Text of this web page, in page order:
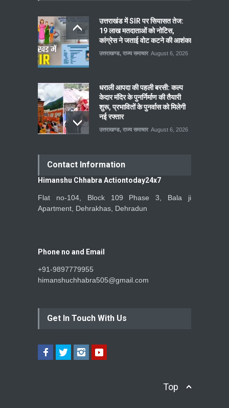
उत्तराखंड में SIR पर सियासत तेज:
19 लाख मतदाताओं को नोटिस,
कांग्रेस ने जताई वोट कटने की आशंका
उत्तराखण्ड, राज्य समाचार August 6, 2026
धराली आपदा की पहली बरसी: कल्प
केदार मंदिर के पुनर्निर्माण की तैयारी
शुरू, प्रभावितों के पुनर्वास को मिलेगी
नई रफ्तार
उत्तराखण्ड, राज्य समाचार August 6, 2026
Contact Information
Himanshu Chhabra Actiontoday24x7
Flat no-104, Block 109 Phase 3, Bala ji
Apartment, Dehrakhas, Dehradun
Phone no and Email
+91-9897779955
himanshuchhabra505@gmail.com
Get In Touch With Us
Top